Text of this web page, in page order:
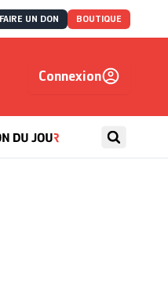
FAIRE UN DON BOUTIQUE
Connexion